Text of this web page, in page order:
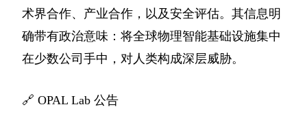
术界合作、产业合作，以及安全评估。其信息明
确带有政治意味：将全球物理智能基础设施集中
在少数公司手中，对人类构成深层威胁。
🔗 OPAL Lab 公告